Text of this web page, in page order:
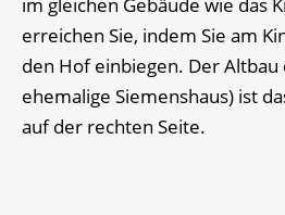
im gleichen Gebäude wie das
erreichen Sie, indem Sie am
den Hof einbiegen. Der Altbau
ehemalige Siemenshaus) ist
auf der rechten Seite.